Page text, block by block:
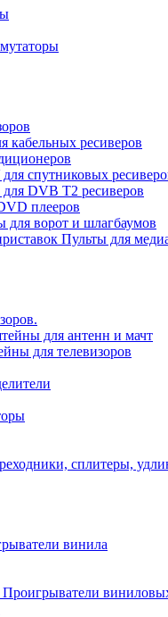
кабельных ресиверов
спутниковых
DVB T2 ресиверов
плееров
для ворот и шлагбаумов
Пульты для
для антенн и мачт
для телевизоров
сплитеры,
винила
Проигрыватели